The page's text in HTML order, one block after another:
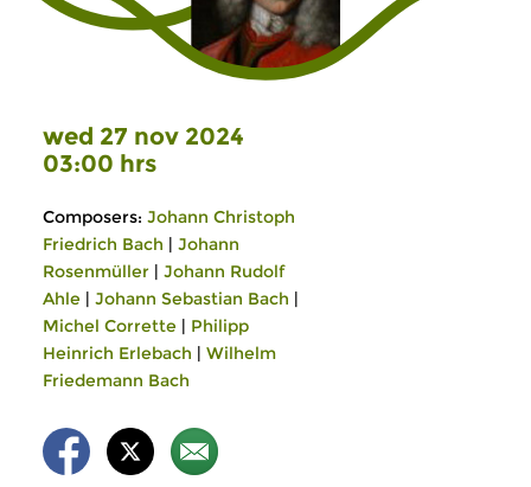
wed 27 nov 2024
03:00 hrs
Composers: Johann Christoph
Friedrich Bach | Johann
Rosenmüller | Johann Rudolf
Ahle | Johann Sebastian Bach |
Michel Corrette | Philipp
Heinrich Erlebach | Wilhelm
Friedemann Bach